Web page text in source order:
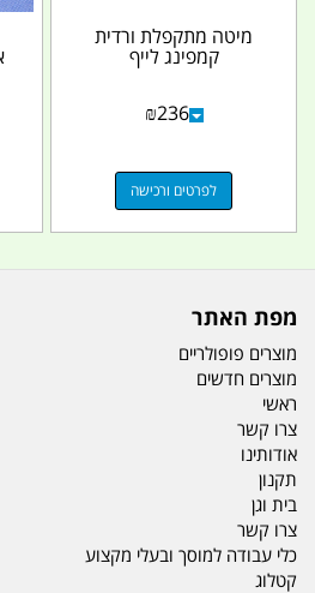
מיטה מתקפלת ורדית
קמפינג לייף
₪236
לפרטים ורכישה
מפת האתר
מוצרים פופולריים
מוצרים חדשים
ראשי
צרו קשר
אודותינו
תקנון
בית וגן
צרו קשר
כלי עבודה למוסך ובעלי מקצוע
קטלוג